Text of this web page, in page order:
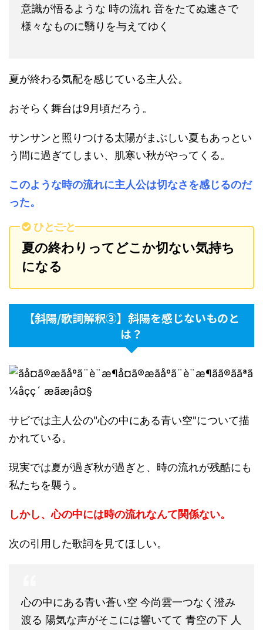
意識が悟るような 時の流れ 音をたてぬ速さで
様々なものに翳りを与えてゆく
夏が終わる気配を感じている主人公。
おそらく舞台は9月頃だろう。
サンサンと照りつける太陽がまぶしい夏もあっとい
う間に過ぎてしまい、肌寒い秋がやってくる。
このような時の流れに主人公は切なさを感じるのだ
った。
ひとこと
夏の終わりってどこか切ない気持ち
になる
【斜陽/歌詞解釈③】斜陽を感じないものと
は？
サビでは主人公の"心の中にある青い空"について描
かれている。
現実では夏が過ぎ秋が過ぎと、時の流れが残酷にも
私たちを襲う。
しかし、心の中には時の流れなんて関係ない。
次の引用した歌詞を見てほしい。
心の中にある青い蒼い空 今尚雲一つなく澄み
渡る 陽気な声がそこには響いてて 青空の下 人